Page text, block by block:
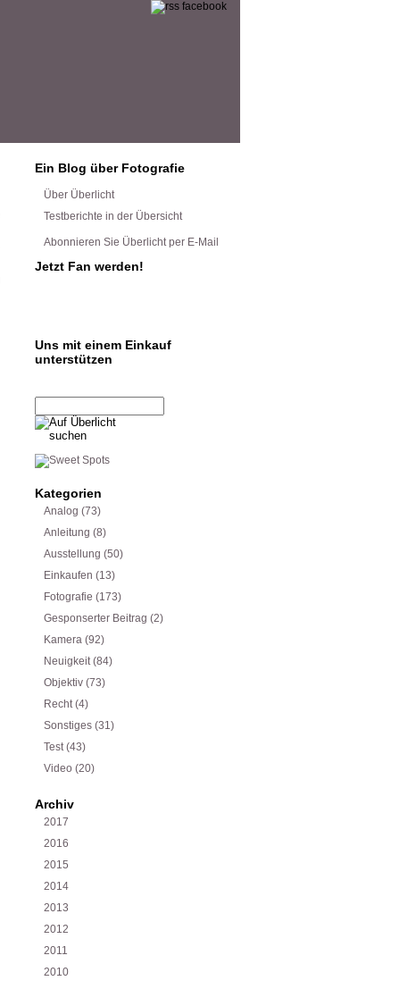
Ein Blog über Fotografie
Über Überlicht
Testberichte in der Übersicht
Abonnieren Sie Überlicht per E-Mail
Jetzt Fan werden!
Uns mit einem Einkauf
unterstützen
Kategorien
Analog (73)
Anleitung (8)
Ausstellung (50)
Einkaufen (13)
Fotografie (173)
Gesponserter Beitrag (2)
Kamera (92)
Neuigkeit(84)
Objektiv (73)
Recht(4)
Sonstiges (31)
Test(43)
Video (20)
Archiv
2017
2016
2015
2014
2013
2012
2011
2010